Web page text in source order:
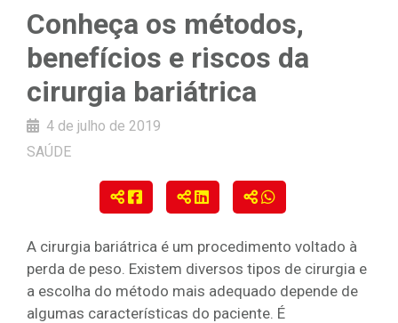
Conheça os métodos,
benefícios e riscos da
cirurgia bariátrica
4 de julho de 2019
SAÚDE
A cirurgia bariátrica é um procedimento voltado à
perda de peso. Existem diversos tipos de cirurgia e
a escolha do método mais adequado depende de
algumas características do paciente. É